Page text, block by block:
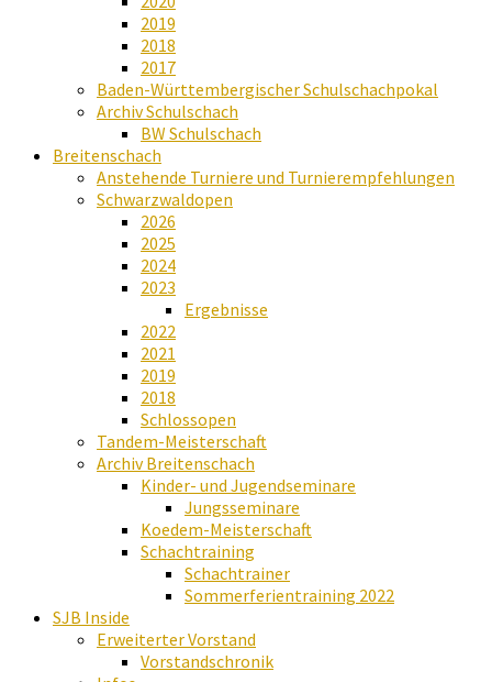
2019
2018
2017
Baden-Württembergischer Schulschachpokal
Archiv Schulschach
BW Schulschach
Breitenschach
Anstehende Turniere und Turnierempfehlungen
Schwarzwaldopen
2026
2025
2024
2023
Ergebnisse
2022
2021
2019
2018
Schlossopen
Tandem-Meisterschaft
Archiv Breitenschach
Kinder- und Jugendseminare
Jungsseminare
Koedem-Meisterschaft
Schachtraining
Schachtrainer
Sommerferientraining 2022
SJB Inside
Erweiterter Vorstand
Vorstandschronik